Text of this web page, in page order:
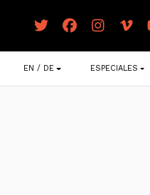
EN / DE ESPECIALES